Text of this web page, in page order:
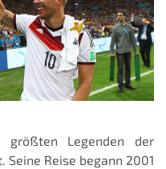
Legenden der
Reise begann 2001